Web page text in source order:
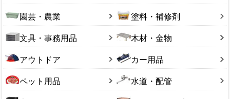
園芸・農業 塗料・補修剤
文具・事務用品 木材・金物
アウトドア カー用品
ペット用品 水道・配管